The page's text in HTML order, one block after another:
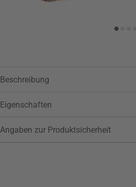
Beschreibung
Eigenschaften
Angaben zur Produktsicherheit